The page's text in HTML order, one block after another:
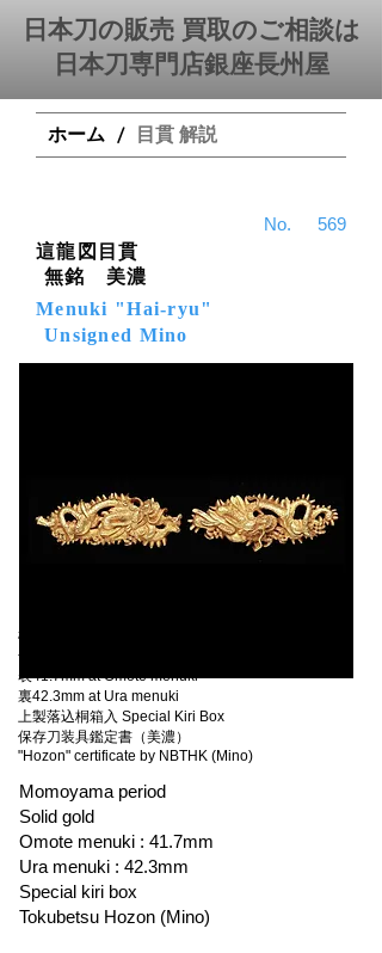
日本刀の販売 買取のご相談は
日本刀専門店銀座⻑州屋
ホーム / 目貫 解説
569
​No.
這龍図目貫
無銘 美濃
Menuki "Hai-ryu"
Unsigned Mino
桃山時代 Momoyama period
金無垢地容彫 made of solid gold
表41.7mm at Omote menuki
裏42.3mm at Ura menuki
上製落込桐箱入 Special Kiri Box
保存刀装具鑑定書（美濃）
"Hozon" certificate by NBTHK (Mino)
Momoyama period
Solid gold
Omote menuki : 41.7mm
Ura menuki : 42.3mm
Special kiri box
Tokubetsu Hozon (Mino)